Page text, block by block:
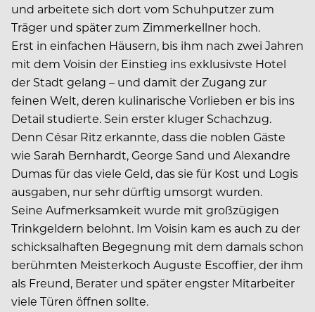
und arbeitete sich dort vom Schuhputzer zum
Träger und später zum Zimmerkellner hoch.
Erst in einfachen Häusern, bis ihm nach zwei Jahren
mit dem Voisin der Einstieg ins exklusivste Hotel
der Stadt gelang – und damit der Zugang zur
feinen Welt, deren kulinarische Vorlieben er bis ins
Detail studierte. Sein erster kluger Schachzug.
Denn César Ritz erkannte, dass die noblen Gäste
wie Sarah Bernhardt, George Sand und Alexandre
Dumas für das viele Geld, das sie für Kost und Logis
ausgaben, nur sehr dürftig um­sorgt wurden.
Seine Aufmerksamkeit wurde mit großzügigen
Trinkgeldern belohnt. Im Voisin kam es auch zu der
schicksalhaften Begegnung mit dem damals schon
berühmten Meisterkoch Auguste Escoffier, der ihm
als Freund, Berater und später engster Mitarbeiter
viele Türen öffnen sollte.